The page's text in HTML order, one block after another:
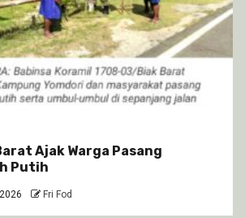
Ajak Warga Pasang
Putih
Fri Fod